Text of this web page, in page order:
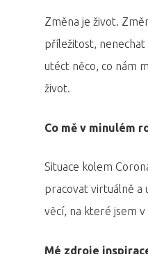
Změna je život.
příležitost,
utéct něco, co nám
život.
Co mě v minulém
Situace kolem
pracovat virtuálně a
věcí, na které jsem v
Mé zdroje